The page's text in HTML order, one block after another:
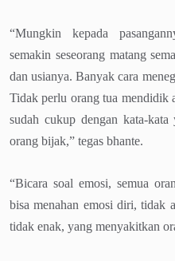
“Mungkin kepada
semakin seseorang matang
dan usianya. Banyak cara
Tidak perlu orang tua mendidik
sudah cukup dengan kata-
orang bijak,” tegas bhante.
“Bicara soal emosi, semua
bisa menahan emosi diri, tidak
tidak enak, yang menyakitkan